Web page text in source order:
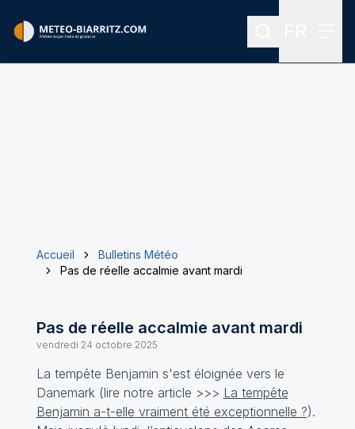
Rechercher
Accueil
Bulletins Météo
Pas de réelle accalmie avant mardi
Pas de réelle accalmie avant mardi
vendredi 24 octobre 2025
La tempête Benjamin s'est éloignée vers le
Danemark (lire notre article >>> La tempête
Benjamin a-t-elle vraiment été exceptionnelle ?).